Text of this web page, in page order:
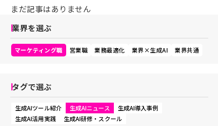
まだ記事はありません
業界を選ぶ
マーケティング職 営業職 業務最適化 業界×生成AI 業界共通
タグで選ぶ
生成AIツール紹介 生成AIニュース
生成AI導入事例
生成AI活用実践
生成AI研修・スクール